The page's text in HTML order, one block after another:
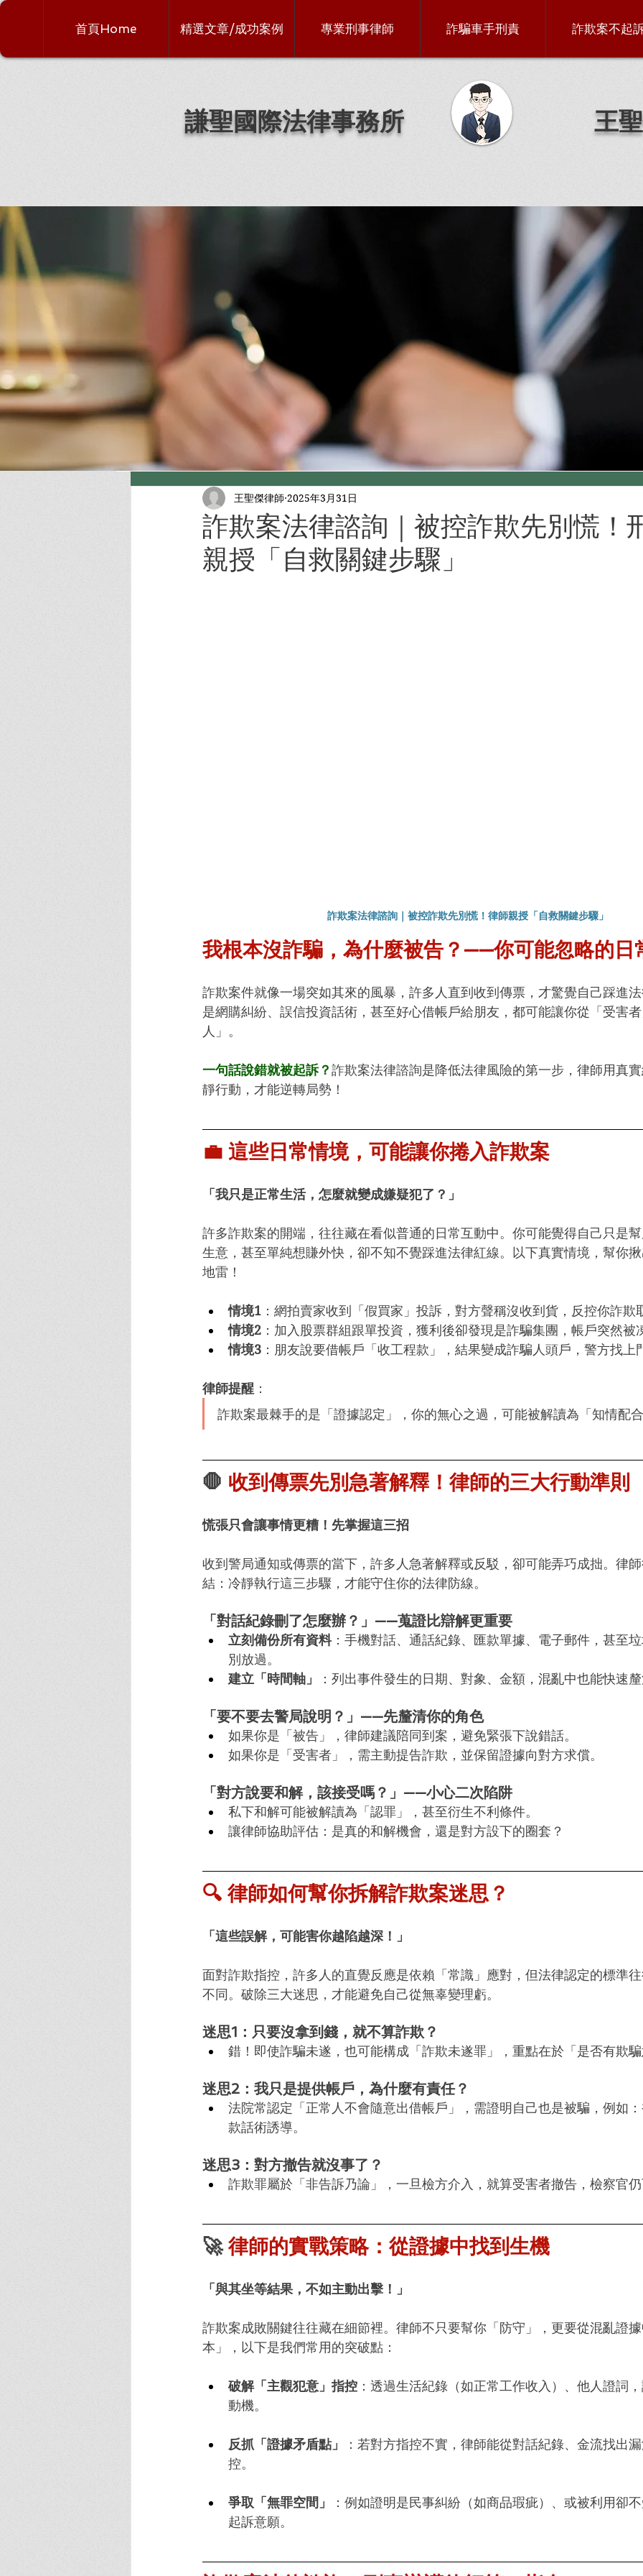
首頁Home 精選文章/成功案例 專業刑事律師 詐騙車手刑責 詐欺案不起
謙聖國際法律事務所 王
詐欺案法律諮詢｜被控詐欺先別慌！
親授「自救關鍵步驟」
王聖傑律師 2025年3月31日
詐欺案法律諮詢｜被控詐欺先別慌！律師親授「自救關鍵步驟」
我根本沒詐騙，為什麼被告？——你可能忽略的日
詐欺案件就像一場突如其來的風暴，許多人直到收到傳票，才驚覺自己踩進
是網購糾紛、誤信投資話術，甚至好心借帳戶給朋友，都可能讓你從「受害
人」。
一句話說錯就被起訴？詐欺案法律諮詢是降低法律風險的第一步，律師用真
靜行動，才能逆轉局勢！
💼 這些日常情境，可能讓你捲入詐欺案
「我只是正常生活，怎麼就變成嫌疑犯了？」
許多詐欺案的開端，往往藏在看似普通的日常互動中。你可能覺得自己只是
生意，甚至單純想賺外快，卻不知不覺踩進法律紅線。以下真實情境，幫你
地雷！
情境1 ：網拍賣家收到「假買家」投訴，對方聲稱沒收到貨，反控你詐欺
情境2 ：加入股票群組跟單投資，獲利後卻發現是詐騙集團，帳戶突然被
情境3 ：朋友說要借帳戶「收工程款」，結果變成詐騙人頭戶，警方找上
律師提醒 ：
詐欺案最棘手的是「證據認定」，你的無心之過，可能被解讀為「知情配
🛑 收到傳票先別急著解釋！律師的三大行動準則
慌張只會讓事情更糟！先掌握這三招
收到警局通知或傳票的當下，許多人急著解釋或反駁，卻可能弄巧成拙。律
結：冷靜執行這三步驟，才能守住你的法律防線。
「對話紀錄刪了怎麼辦？」——蒐證比辯解更重要
立刻備份所有資料：手機對話、通話紀錄、匯款單據、電子郵件，甚至
別放過。
建立「時間軸」
：列出事件發生的日期、對象、金額，混亂中也能快速
「要不要去警局說明？」——先釐清你的角色
如果你是「被告」，律師建議陪同到案，避免緊張下說錯話。
如果你是「受害者」，需主動提告詐欺，並保留證據向對方求償。
「對方說要和解，該接受嗎？」——小心二次陷阱
私下和解可能被解讀為「認罪」，甚至衍生不利條件。
讓律師協助評估：是真的和解機會，還是對方設下的圈套？
🔍 律師如何幫你拆解詐欺案迷思？
「這些誤解，可能害你越陷越深！」
面對詐欺指控，許多人的直覺反應是依賴「常識」應對，但法律認定的標準
不同。破除三大迷思，才能避免自己從無辜變理虧。
迷思1：只要沒拿到錢，就不算詐欺？
錯！即使詐騙未遂，也可能構成「詐欺未遂罪」，重點在於「是否有欺
迷思2：我只是提供帳戶，為什麼有責任？
法院常認定「正常人不會隨意出借帳戶」，需證明自己也是被騙，例如
款話術誘導。
迷思3：對方撤告就沒事了？
詐欺罪屬於「非告訴乃論」，一旦檢方介入，就算受害者撤告，檢察官
🚀 律師的實戰策略：從證據中找到生機
「與其坐等結果，不如主動出擊！」
詐欺案成敗關鍵往往藏在細節裡。律師不只要幫你「防守」，更要從混亂證
本」，以下是我們常用的突破點：
破解「主觀犯意」指控 ：透過生活紀錄（如正常工作收入）、他人證詞
動機。
反抓「證據矛盾點」
：若對方指控不實，律師能從對話紀錄、金流找出
控。
爭取「無罪空間」
：例如證明是民事糾紛（如商品瑕疵）、或被利用卻
起訴意願。